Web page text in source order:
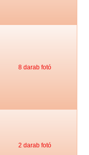
8 darab fotó
2 darab fotó